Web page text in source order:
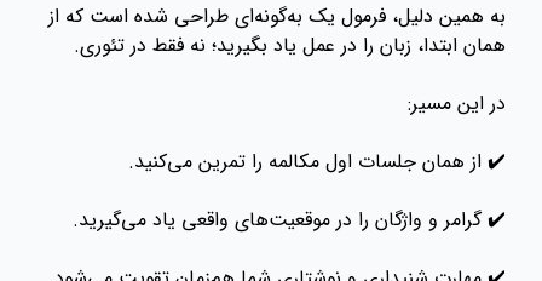
به همین دلیل، فرمول یک به‌گونه‌ای طراحی شده است که از
همان ابتدا، زبان را در عمل یاد بگیرید؛ نه فقط در تئوری.
در این مسیر:
✔️ از همان جلسات اول مکالمه را تمرین می‌کنید.
✔️ گرامر و واژگان را در موقعیت‌های واقعی یاد می‌گیرید.